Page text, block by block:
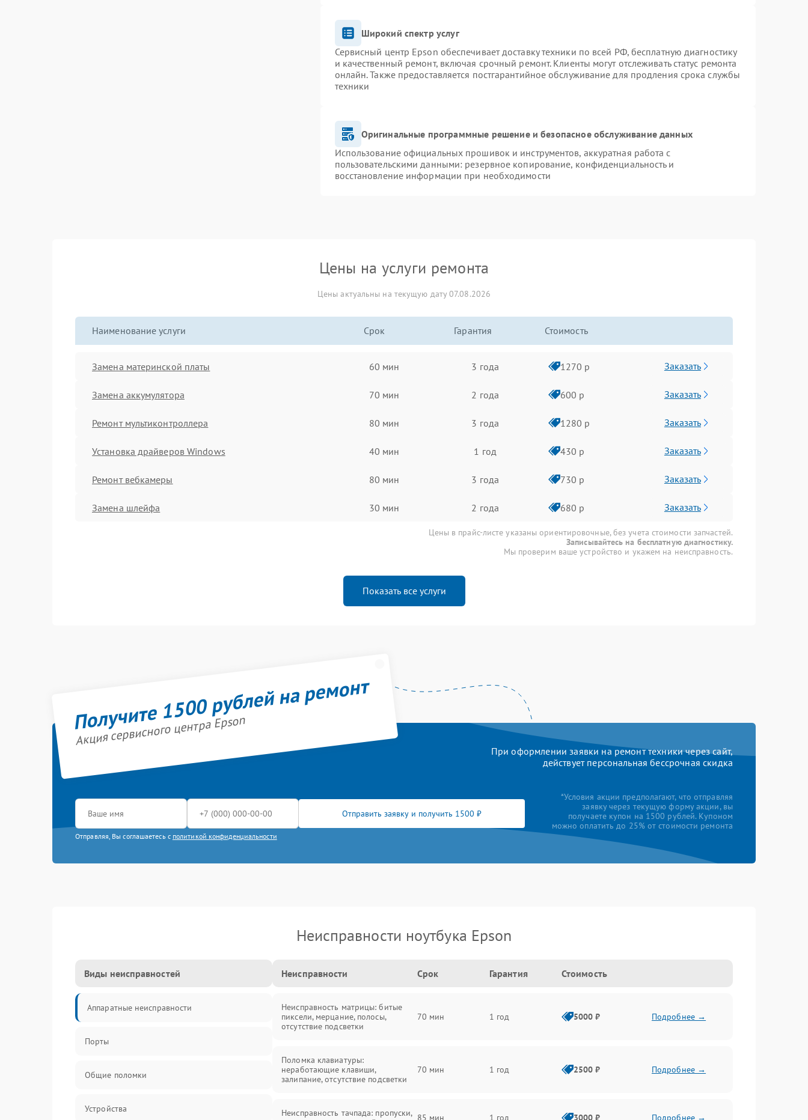
Широкий спектр услуг
Сервисный центр Epson обеспечивает доставку техники по всей РФ, бесплатную диагностику
и качественный ремонт, включая срочный ремонт. Клиенты могут отслеживать статус ремонта
онлайн. Также предоставляется постгарантийное обслуживание для продления срока службы
техники
Оригинальные программные решение и безопасное обслуживание данных
Использование официальных прошивок и инструментов, аккуратная работа с
пользовательскими данными: резервное копирование, конфиденциальность и
восстановление информации при необходимости
Цены на услуги ремонта
Цены актуальны на текущую дату 07.08.2026
Наименование услуги Срок Гарантия Стоимость
Замена материнской платы 60 мин 3 года 1270 р Заказать
Замена аккумулятора 70 мин 2 года 600 р Заказать
Ремонт мультиконтроллера 80 мин 3 года 1280 р Заказать
Установка драйверов Windows 40 мин 1 год 430 р Заказать
Ремонт вебкамеры 80 мин 3 года 730 р Заказать
Замена шлейфа 30 мин 2 года 680 р Заказать
Цены в прайс-листе указаны ориентировочные, без учета стоимости запчастей.
Записывайтесь на бесплатную диагностику.
Мы проверим ваше устройство и укажем на неисправность.
Показать все услуги
Получите 1500 рублей на ремонт
Акция сервисного центра Epson
При оформлении заявки на ремонт техники через сайт,
действует персональная бессрочная скидка
Отправить заявку и получить 1500 ₽
Отправляя, Вы соглашаетесь с политикой конфиденциальности
*Условия акции предполагают, что отправляя
заявку через текущую форму акции, вы
получаете купон на 1500 рублей. Купоном
можно оплатить до 25% от стоимости ремонта
Неисправности ноутбука Epson
Виды неисправностей
Аппаратные неисправности
Порты
Общие поломки
Устройства
Неисправности Срок Гарантия Стоимость
Неисправность матрицы: битые
пиксели, мерцание, полосы,
отсутствие подсветки
70 мин 1 год 5000 ₽ Подробнее →
Поломка клавиатуры:
неработающие клавиши,
залипание, отсутствие подсветки
70 мин 1 год 2500 ₽ Подробнее →
Неисправность тачпада: пропуски, 85 мин 1 год 3000 ₽ Подробнее →